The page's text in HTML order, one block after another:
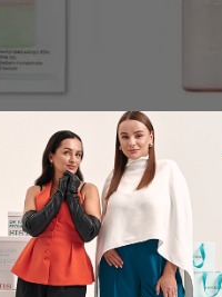
HEMP SEED
Seed
з
MEDICUBE
MEDICUBE
Serum 12 мл
Зволожувальна
колагеном та
кислотою
350₴